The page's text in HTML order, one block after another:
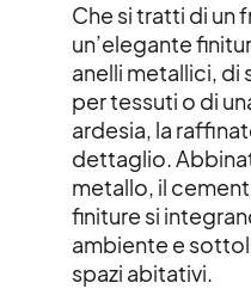
Che si tratti di un
un’elegante
anelli metallici,
per tessuti o di
ardesia, la
dettaglio.
metallo, il
finiture si
ambiente e
spazi abitativi.